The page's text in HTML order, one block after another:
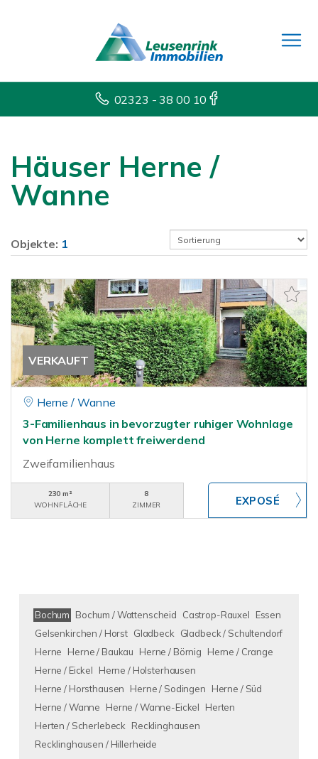
02323 - 38 00 10
Häuser Herne /
Wanne
Objekte: 1
VERKAUFT
Herne / Wanne
3-Familienhaus in bevorzugter ruhiger Wohnlage
von Herne komplett freiwerdend
Zweifamilienhaus
230 m²
WOHNFLÄCHE
8
ZIMMER
Bochum Bochum / Wattenscheid Castrop-Rauxel
Essen
Gelsenkirchen / Horst Gladbeck
Gladbeck / Schultendorf
Herne
Herne / Baukau Herne / Börnig
Herne / Crange
Herne / Eickel
Herne / Holsterhausen
Herne / Horsthausen
Herne / Sodingen
Herne / Süd
Herne / Wanne
Herne / Wanne-Eickel
Herten
Herten / Scherlebeck
Recklinghausen
Recklinghausen / Hillerheide